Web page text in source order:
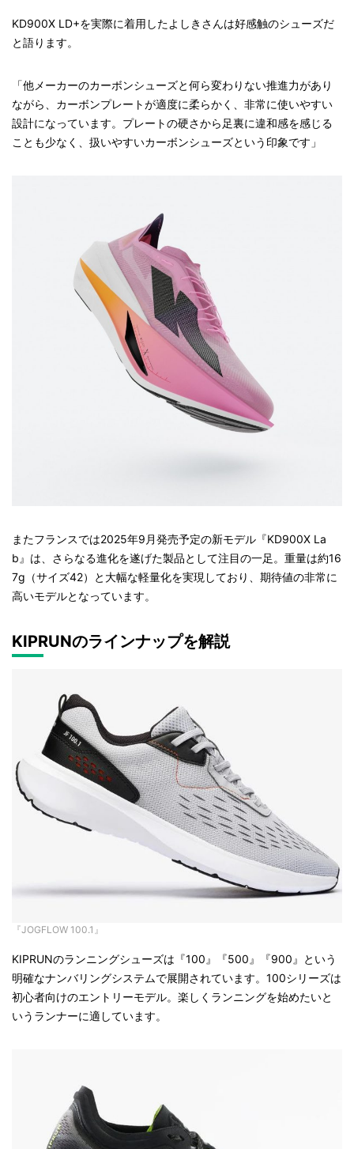
KD900X LD+を実際に着用したよしきさんは好感触のシューズだ
と語ります。
「他メーカーのカーボンシューズと何ら変わりない推進力があり
ながら、カーボンプレートが適度に柔らかく、非常に使いやすい
設計になっています。プレートの硬さから足裏に違和感を感じる
ことも少なく、扱いやすいカーボンシューズという印象です」
またフランスでは2025年9月発売予定の新モデル『KD900X La
b』は、さらなる進化を遂げた製品として注目の一足。重量は約16
7g（サイズ42）と大幅な軽量化を実現しており、期待値の非常に
高いモデルとなっています。
KIPRUNのラインナップを解説
『JOGFLOW 100.1』
KIPRUNのランニングシューズは『100』『500』『900』という
明確なナンバリングシステムで展開されています。100シリーズは
初心者向けのエントリーモデル。楽しくランニングを始めたいと
いうランナーに適しています。